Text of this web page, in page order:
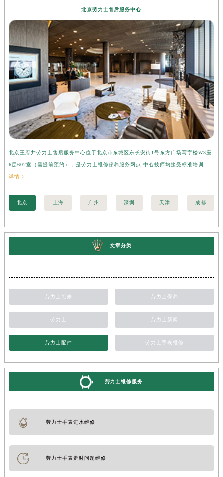
北京劳力士售后服务中心
北京王府井劳力士售后服务中心位于北京市东城区东长安街1号东方广场写字楼W3座
6层602室（需提前预约），是劳力士维修保养服务网点,中心技师均接受标准培训....
详情 >
北京 上海 广州 深圳 天津 成都
文章分类
劳力士维修 劳力士保养
劳力士 劳力士新闻
劳力士配件 劳力士手表维修
劳力士维修服务
劳力士手表进水维修
劳力士手表走时问题维修